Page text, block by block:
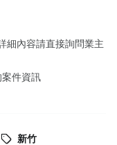
細內容請直接詢問業主
件資訊
新竹